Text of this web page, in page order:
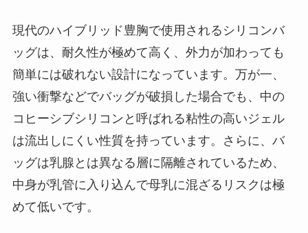
現代のハイブリッド豊胸で使用されるシリコンバ
ッグは、耐久性が極めて高く、外力が加わっても
簡単には破れない設計になっています。万が一、
強い衝撃などでバッグが破損した場合でも、中の
コヒーシブシリコンと呼ばれる粘性の高いジェル
は流出しにくい性質を持っています。さらに、バ
ッグは乳腺とは異なる層に隔離されているため、
中身が乳管に入り込んで母乳に混ざるリスクは極
めて低いです。